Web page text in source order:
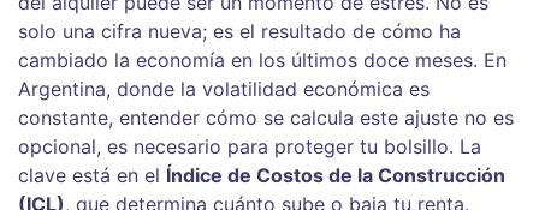
solo una cifra nueva; es el resultado de cómo ha
cambiado la economía en los últimos doce meses. En
Argentina, donde la volatilidad económica es
constante, entender cómo se calcula este ajuste no es
opcional, es necesario para proteger tu bolsillo. La
clave está en el Índice de Costos de la Construcción
(ICL), que determina cuánto sube o baja tu renta.